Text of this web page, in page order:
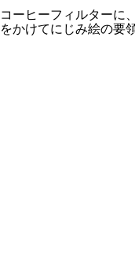
コーヒーフィルターに
をかけてにじみ絵の要